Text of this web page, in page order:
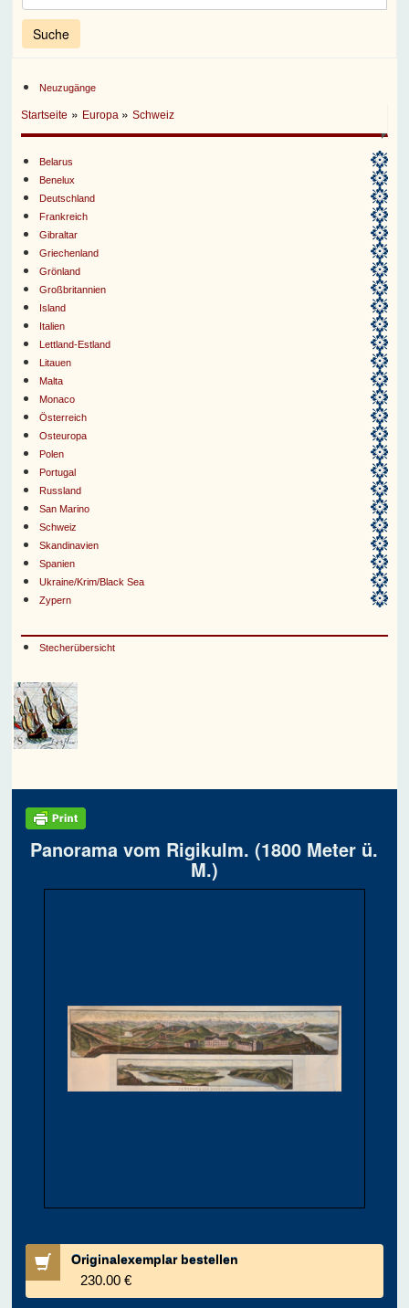
Neuzugänge
Startseite » Europa »Schweiz
Belarus
Benelux
Deutschland
Frankreich
Gibraltar
Griechenland
Grönland
Großbritannien
Island
Italien
Lettland-Estland
Litauen
Malta
Monaco
Österreich
Osteuropa
Polen
Portugal
Russland
San Marino
Schweiz
Skandinavien
Spanien
Ukraine/Krim/Black Sea
Zypern
Stecherübersicht
Panorama vom Rigikulm. (1800 Meter ü.
M.)
Originalexemplar bestellen
230.00 €